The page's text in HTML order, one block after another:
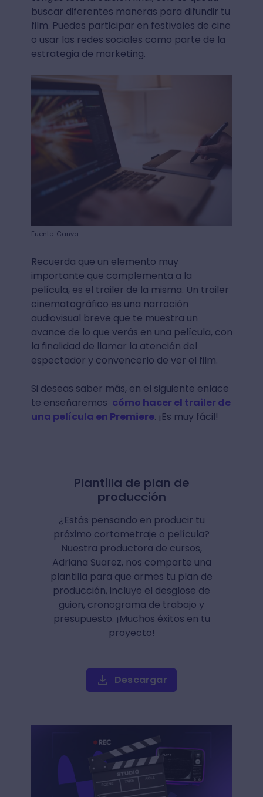
buscar diferentes maneras para difundir tu
film. Puedes participar en festivales de cine
o usar las redes sociales como parte de la
estrategia de marketing.
Fuente: Canva
Recuerda que un elemento muy
importante que complementa a la
película, es el trailer de la misma. Un trailer
cinematográfico es una narración
audiovisual breve que te muestra un
avance de lo que verás en una película, con
la finalidad de llamar la atención del
espectador y convencerlo de ver el film.
Si deseas saber más, en el siguiente enlace
te enseñaremos cómo hacer el trailer de
una película en Premiere. ¡Es muy fácil!
Plantilla de plan de
producción
¿Estás pensando en producir tu
próximo cortometraje o película?
Nuestra productora de cursos,
Adriana Suarez, nos comparte una
plantilla para que armes tu plan de
producción, incluye el desglose de
guion, cronograma de trabajo y
presupuesto. ¡Muchos éxitos en tu
proyecto!
Descargar